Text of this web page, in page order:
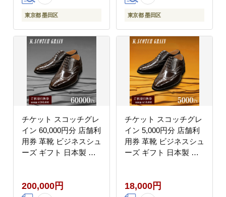
東京都 墨田区 東京都 墨田区
チケット スコッチグレ
イン 60,000円分 店舗利
用券 革靴 ビジネスシュ
ーズ ギフト 日本製 送
200,000円
チケット スコッチグレ
イン 5,000円分 店舗利
用券 革靴 ビジネスシュ
ーズ ギフト 日本製 送
18,000円